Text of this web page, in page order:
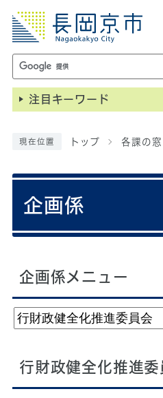
注目キーワード
現在位置 トップ 各課の窓
企画係
企画係メニュー
行財政健全化推進委